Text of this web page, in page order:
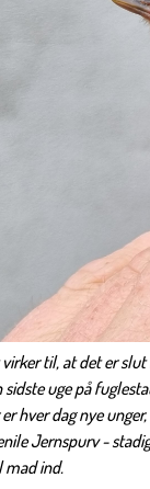
virker til, at det er
sidste uge på
er hver dag nye
Jernspurv -
mad ind.